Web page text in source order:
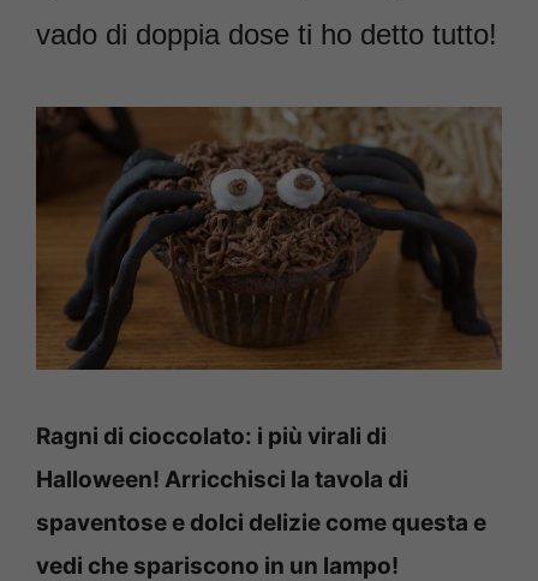
vado di doppia dose ti ho detto tutto!
Ragni di cioccolato: i più virali di
Halloween! Arricchisci la tavola di
spaventose e dolci delizie come questa e
vedi che spariscono in un lampo!